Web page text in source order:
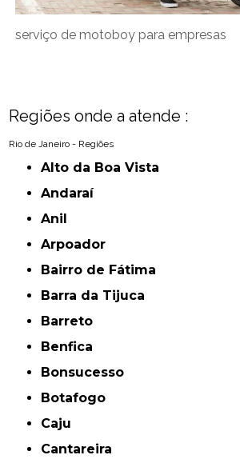
serviço de motoboy para empresas
Regiões onde a atende :
Rio de Janeiro - Regiões
Alto da Boa Vista
Andaraí
Anil
Arpoador
Bairro de Fátima
Barra da Tijuca
Barreto
Benfica
Bonsucesso
Botafogo
Caju
Cantareira